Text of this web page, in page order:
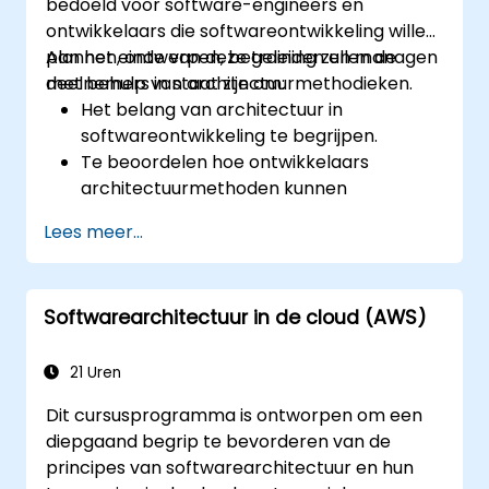
ontwikkelaars die softwareontwikkeling willen
plannen, ontwerpen, begeleiden en managen
met behulp van architectuurmethodieken.
Aan het einde van deze training zullen de
deelnemers in staat zijn om:
Het belang van architectuur in
softwareontwikkeling te begrijpen.
Te beoordelen hoe ontwikkelaars
architectuurmethoden kunnen
De processen rond architectuurontwerp
te leren om die te kunnen managen en
evalueren.
Complexe applicaties vorm te geven met
aanpak.
zetten waarmee problemen kunnen
worden aangepakt en
verantwoordelijkheden binnen
Lees meer...
Softwarearchitectuur in de cloud (AWS)
21 Uren
Dit cursusprogramma is ontworpen om een
diepgaand begrip te bevorderen van de
principes van softwarearchitectuur en hun